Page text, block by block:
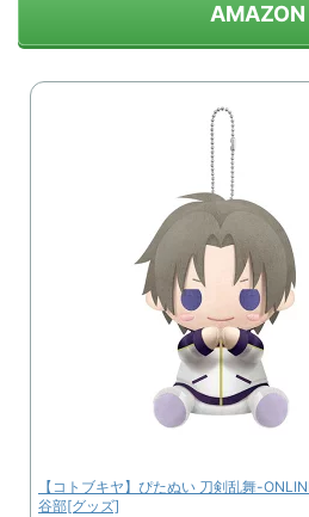
AMAZON
【コトブキヤ】ぴたぬい 刀剣乱舞-
谷部[グッズ]